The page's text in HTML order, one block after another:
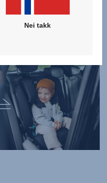
best for din familie!
Nei takk